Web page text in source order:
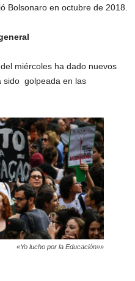
Bolsonaro en octubre de 2018.
miércoles ha dado nuevos
sido golpeada en las
«Yo lucho por la Educación»»